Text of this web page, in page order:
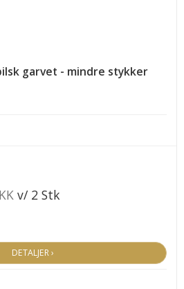
garvet - mindre stykker
v/ 2 Stk
DETALJER ›